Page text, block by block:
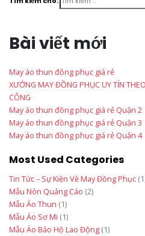
Bài viết mới
May áo thun đồng phục giá rẻ
XƯỞNG MAY ĐỒNG PHỤC UY TÍN
CÔNG
May áo thun đồng phục giá rẻ Quận 2
May áo thun đồng phục giá rẻ Quận 3
May áo thun đồng phục giá rẻ Quận 4
Most Used Categories
Tin Tức – Sự Kiện Về May Đồng Phục
Mẫu Nón Quảng Cáo (2)
Mẫu Áo Thun (1)
Mẫu Áo Sơ Mi (1)
Mẫu Áo Bảo Hộ Lao Động (1)